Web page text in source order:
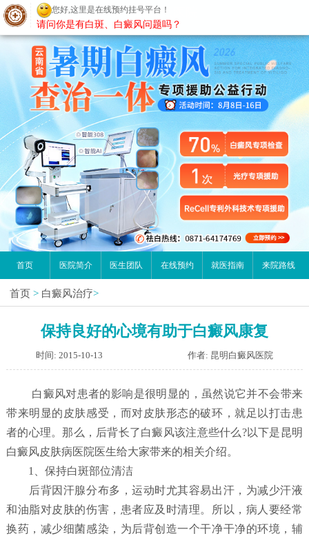
昆明白癜风医院
首页 医院简介 医生团队 在线预约 就医指南 来院路线
首页 > 白癜风治疗>
保持良好的心境有助于白癜风康复
时间: 2015-10-13 作者: 昆明白癜风医院
白癜风对患者的影响是很明显的，虽然说它并不会带来
带来明显的皮肤感受，而对皮肤形态的破环，就足以打击患
者的心理。那么，后背长了白癜风该注意些什么?以下是昆明
白癜风皮肤病医院医生给大家带来的相关介绍。
1、保持白斑部位清洁
后背因汗腺分布多，运动时尤其容易出汗，为减少汗液
和油脂对皮肤的伤害，患者应及时清理。所以，病人要经常
换药，减少细菌感染，为后背创造一个干净干净的环境，辅
您好,这里是在线预约挂号平台！
请问你是有白斑、白癜风问题吗？